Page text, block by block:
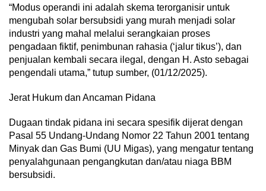
“Modus operandi ini adalah skema terorganisir untuk
mengubah solar bersubsidi yang murah menjadi solar
industri yang mahal melalui serangkaian proses
pengadaan fiktif, penimbunan rahasia (‘jalur tikus’), dan
penjualan kembali secara ilegal, dengan H. Asto sebagai
pengendali utama,” tutup sumber, (01/12/2025).
Jerat Hukum dan Ancaman Pidana
Dugaan tindak pidana ini secara spesifik dijerat dengan
Pasal 55 Undang-Undang Nomor 22 Tahun 2001 tentang
Minyak dan Gas Bumi (UU Migas), yang mengatur tentang
penyalahgunaan pengangkutan dan/atau niaga BBM
bersubsidi.